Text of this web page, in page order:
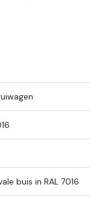
buis in RAL 7016